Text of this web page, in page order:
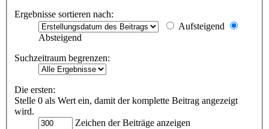
Ergebnisse sortieren nach:
Aufsteigend
Absteigend
Suchzeitraum begrenzen:
Die ersten:
Stelle 0 als Wert ein, damit der komplette Beitrag angezeigt
wird.
Zeichen der Beiträge anzeigen